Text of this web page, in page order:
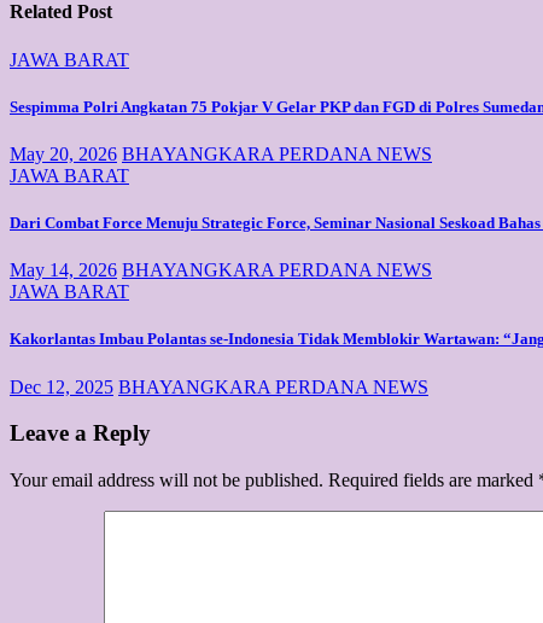
Related Post
JAWA BARAT
Sespimma Polri Angkatan 75 Pokjar V Gelar PKP dan FGD di Polres
May 20, 2026 BHAYANGKARA PERDANA NEWS
JAWA BARAT
Dari Combat Force Menuju Strategic Force, Seminar Nasional Seskoad
May 14, 2026 BHAYANGKARA PERDANA NEWS
JAWA BARAT
Kakorlantas Imbau Polantas se-Indonesia Tidak Memblokir Wartawan:
Dec 12, 2025 BHAYANGKARA PERDANA NEWS
Leave a Reply
Your email address will not be published. Required fields are marked